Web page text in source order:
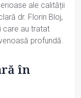
ale calității
dr. Florin Bloj,
care au tratat
profundă.
în